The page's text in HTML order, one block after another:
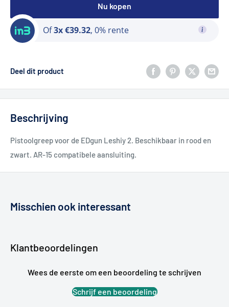
Nu kopen
Of3x €39.32, 0% rente
Deel dit product
Beschrijving
Pistoolgreep voor de EDgun Leshiy 2. Beschikbaar in rood en
zwart. AR-15 compatibele aansluiting.
Misschien ook interessant
Klantbeoordelingen
Wees de eerste om een beoordeling te schrijven
Schrijf een beoordeling